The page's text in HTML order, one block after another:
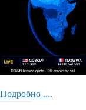
Подробно ....